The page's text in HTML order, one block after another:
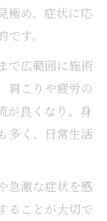
極め、症状に応
す。
で広範囲に施術
肩こりや疲労の
が良くなり、身
多く、日常生活
急激な症状を感
ることが大切で